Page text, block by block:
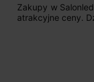
Zakupy w
atrakcyjne ceny.